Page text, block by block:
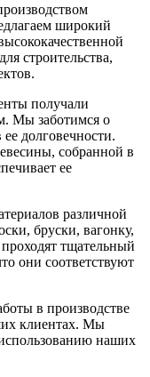
широкий
строительства,
получали
Мы заботимся о
долговечности.
собранной в
ее
различной
бруски, вагонку,
тщательный
они соответствуют
в производстве
клиентах. Мы
наших